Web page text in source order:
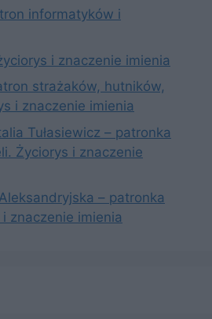
informatyków i
i znaczenie imienia
strażaków, hutników,
i znaczenie imienia
Tułasiewicz – patronka
Życiorys i znaczenie
– patronka
znaczenie imienia